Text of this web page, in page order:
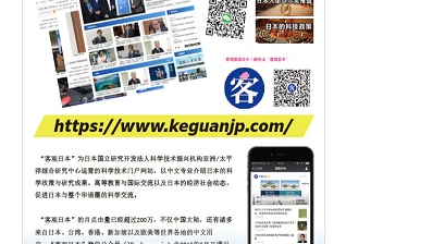
用于量子计算机
科学研究
开发出300亿年仅误差1秒的光晶格钟，构建
网络将其打造为下一代社会基础设施
经济・社会
日本成立“以人为本AI联盟”——力争借助AI拓
展社会公众创造力，依托产学合作推进研发
科学研究
大阪大学开发出膜脂质可视化工具，使脂质
探针的高效开发成为可能
科学研究
立教大学在试管内构建长链人工基因组DNA